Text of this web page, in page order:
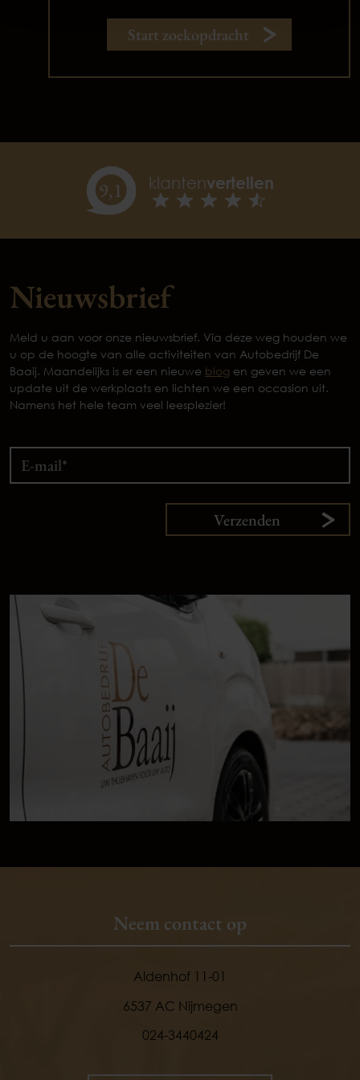
Start zoekopdracht
9,1 klantenvertellen
Nieuwsbrief
Meld u aan voor onze nieuwsbrief. Via deze weg houden we
u op de hoogte van alle activiteiten van Autobedrijf De
Baaij. Maandelijks is er een nieuwe blog en geven we een
update uit de werkplaats en lichten we een occasion uit.
Namens het hele team veel leesplezier!
Verzenden
Neem contact op
Aldenhof 11-01
6537 AC Nijmegen
024-3440424